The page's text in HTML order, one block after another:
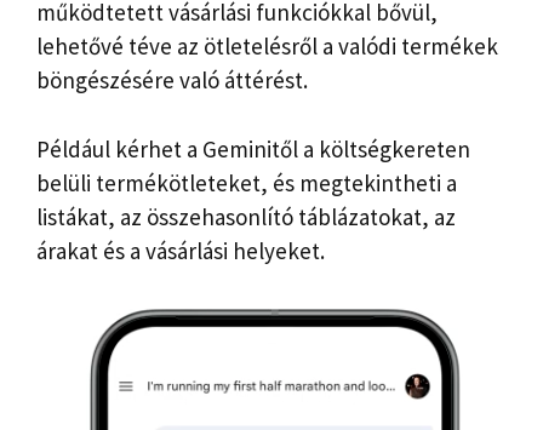
működtetett vásárlási funkciókkal bővül,
lehetővé téve az ötletelésről a valódi termékek
böngészésére való áttérést.
Például kérhet a Geminitől a költségkereten
belüli termékötleteket, és megtekintheti a
listákat, az összehasonlító táblázatokat, az
árakat és a vásárlási helyeket.